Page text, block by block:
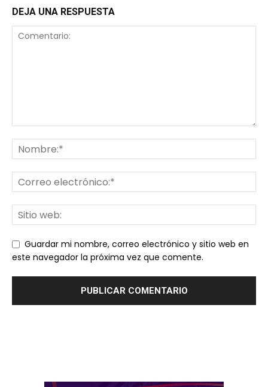
DEJA UNA RESPUESTA
Guardar mi nombre, correo electrónico y sitio web en
este navegador la próxima vez que comente.